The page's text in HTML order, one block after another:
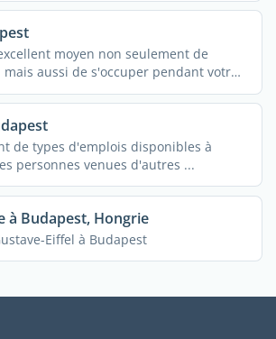
moyen non seulement de
aussi de s'occuper pendant votre
de types d'emplois disponibles à
personnes venues d'autres ...
à Budapest, Hongrie
Eiffel à Budapest